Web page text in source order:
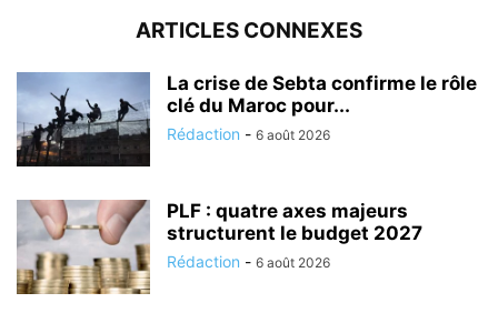
ARTICLES CONNEXES
La crise de Sebta confirme le rôle
clé du Maroc pour...
Rédaction - 6 août 2026
PLF : quatre axes majeurs
structurent le budget 2027
Rédaction - 6 août 2026